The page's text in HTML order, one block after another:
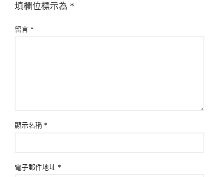
填欄位標示為 *
留言 *
顯示名稱 *
電子郵件地址 *